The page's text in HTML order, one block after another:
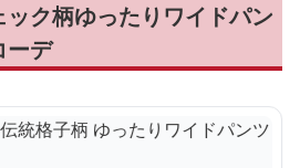
ク柄ゆったりワイドパン
ーデ